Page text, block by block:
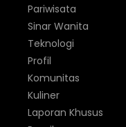
Pariwisata
Sinar Wanita
Teknologi
Profil
Komunitas
Kuliner
Laporan Khusus